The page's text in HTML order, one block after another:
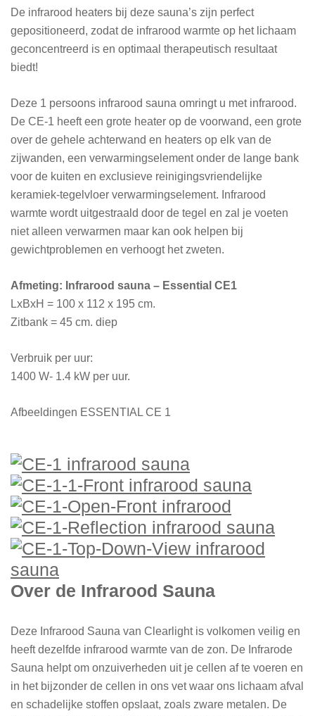
De infrarood heaters bij deze sauna’s zijn perfect
gepositioneerd, zodat de infrarood warmte op het lichaam
geconcentreerd is en optimaal therapeutisch resultaat
biedt!
Deze 1 persoons infrarood sauna omringt u met infrarood.
De CE-1 heeft een grote heater op de voorwand, een grote
over de gehele achterwand en heaters op elk van de
zijwanden, een verwarmingselement onder de lange bank
voor de kuiten en exclusieve reinigingsvriendelijke
keramiek-tegelvloer verwarmingselement. Infrarood
warmte wordt uitgestraald door de tegel en zal je voeten
niet alleen verwarmen maar kan ook helpen bij
gewichtproblemen en verhoogt het zweten.
Afmeting: Infrarood sauna – Essential CE1
LxBxH = 100 x 112 x 195 cm.
Zitbank = 45 cm. diep
Verbruik per uur:
1400 W- 1.4 kW per uur.
Afbeeldingen ESSENTIAL CE 1
Over de Infrarood Sauna
Deze Infrarood Sauna van Clearlight is volkomen veilig en
heeft dezelfde infrarood warmte van de zon. De Infrarode
Sauna helpt om onzuiverheden uit je cellen af te voeren en
in het bijzonder de cellen in ons vet waar ons lichaam afval
en schadelijke stoffen opslaat, zoals zware metalen. De